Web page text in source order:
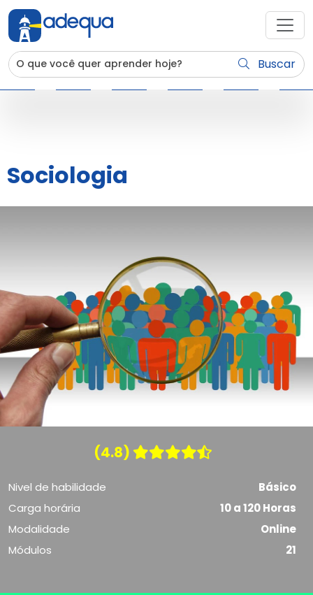
Buscar
Sociologia
(4.8)
Nivel de habilidade
Básico
Carga horária
10 a 120 Horas
Modalidade
Online
Módulos
21